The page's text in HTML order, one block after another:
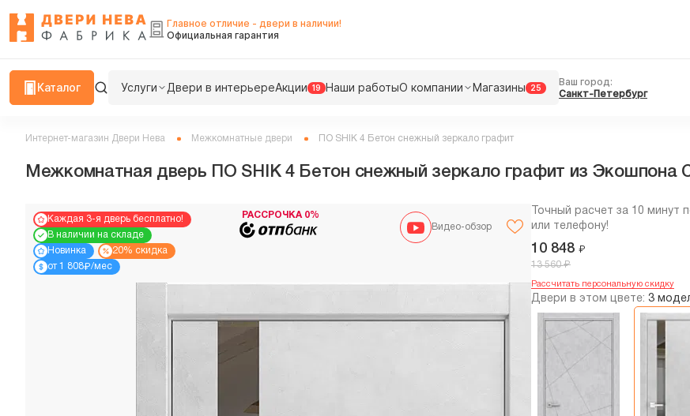
Главное отличие - двери в наличии!
Официальная гарантия
Каталог Услуги Двери в интерьереАкции 19 Наши работыО компании Магазины 25
Ваш город:
Санкт-Петербург
Интернет-магазин Двери Нева Межкомнатные двери ПО SHIK 4 Бетон снежный зеркало графит
Межкомнатная дверь ПО SHIK 4 Бетон снежный зеркало графит из Экошпона
Каждая 3-я дверь бесплатно!
В наличии на складе
Новинка
20% скидка
от 1 808₽/мес
Видео-обзор
РАССРОЧКА 0%
Точный расчет за 10 минут
или телефону!
10 848 ₽
13 560₽
Рассчитать персональную скидку
Двери в этом цвете: 3